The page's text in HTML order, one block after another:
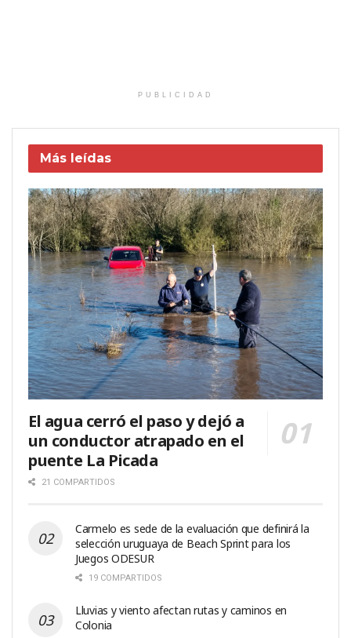
PUBLICIDAD
Más leídas
El agua cerró el paso y dejó a
un conductor atrapado en el
puente La Picada
21 COMPARTIDOS
Carmelo es sede de la evaluación que definirá la
selección uruguaya de Beach Sprint para los
Juegos ODESUR
19 COMPARTIDOS
Lluvias y viento afectan rutas y caminos en
Colonia